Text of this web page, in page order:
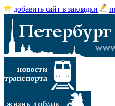
добавить сайт в закладки